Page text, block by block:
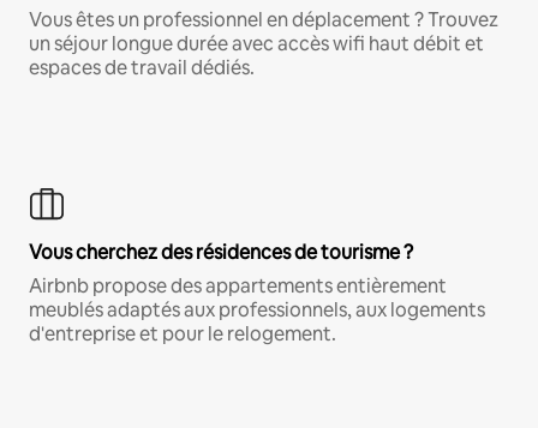
Vous êtes un professionnel en déplacement ? Trouvez
un séjour longue durée avec accès wifi haut débit et
espaces de travail dédiés.
Vous cherchez des résidences de tourisme ?
Airbnb propose des appartements entièrement
meublés adaptés aux professionnels, aux logements
d'entreprise et pour le relogement.